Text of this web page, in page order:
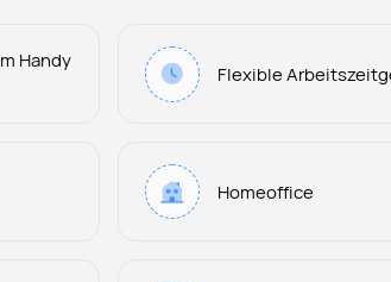
Handy
Flexible
Homeoffice